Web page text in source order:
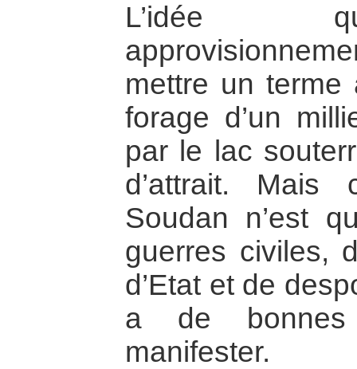
L’idée
mettre un
forage d’un
par le lac
d’attrait. Mais
Soudan n’est
guerres civiles,
d’Etat et de
a de
manifester.